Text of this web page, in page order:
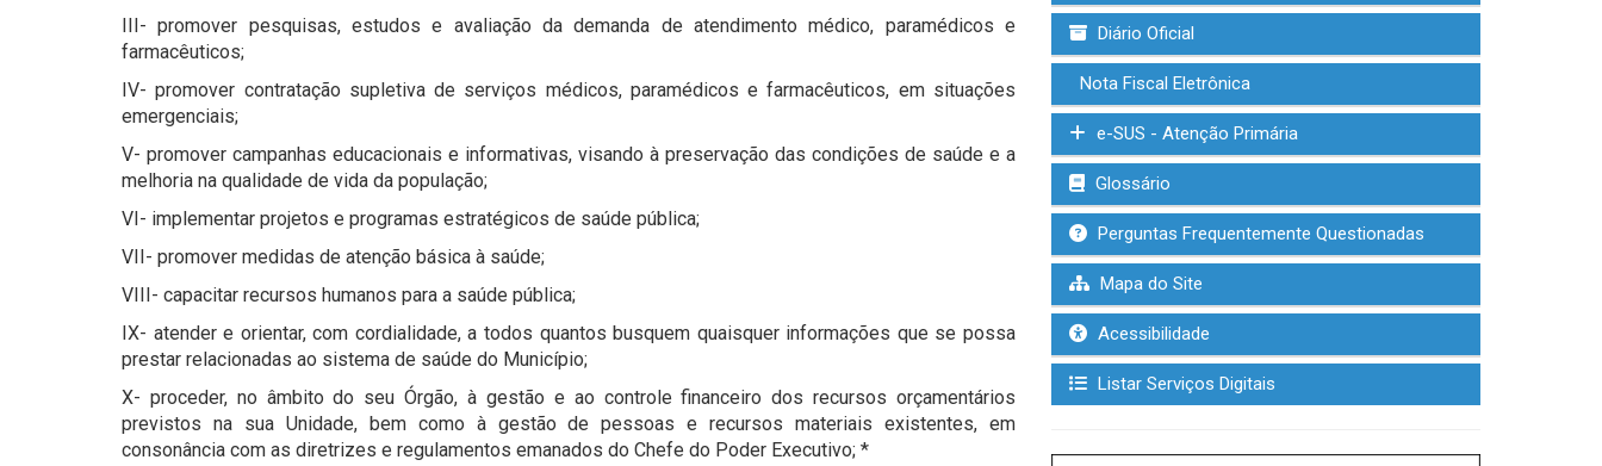
III- promover pesquisas, estudos e avaliação da demanda de atendimento médico, paramédicos e
farmacêuticos;
IV- promover contratação supletiva de serviços médicos, paramédicos e farmacêuticos, em situações
emergenciais;
V- promover campanhas educacionais e informativas, visando à preservação das condições de saúde e a
melhoria na qualidade de vida da população;
VI- implementar projetos e programas estratégicos de saúde pública;
VII- promover medidas de atenção básica à saúde;
VIII- capacitar recursos humanos para a saúde pública;
IX- atender e orientar, com cordialidade, a todos quantos busquem quaisquer informações que se possa
prestar relacionadas ao sistema de saúde do Município;
X- proceder, no âmbito do seu Órgão, à gestão e ao controle financeiro dos recursos orçamentários
previstos na sua Unidade, bem como à gestão de pessoas e recursos materiais existentes, em
consonância com as diretrizes e regulamentos emanados do Chefe do Poder Executivo; *
Diário Oficial
Nota Fiscal Eletrônica
e-SUS - Atenção Primária
Glossário
Perguntas Frequentemente Questionadas
Mapa do Site
Acessibilidade
Listar Serviços Digitais